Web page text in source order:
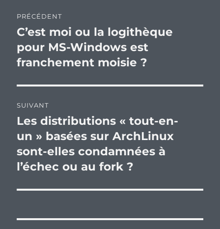
de
l’article
PRÉCÉDENT
Publication
précédente :
C’est moi ou la logithèque
pour MS-Windows est
franchement moisie ?
SUIVANT
Publication
suivante :
Les distributions « tout-en-
un » basées sur ArchLinux
sont-elles condamnées à
l’échec ou au fork ?